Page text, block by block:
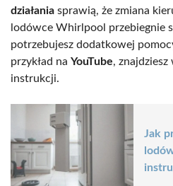
działania sprawią, że zmiana
lodówce Whirlpool przebiegnie
potrzebujesz dodatkowej
przykład na YouTube,
instrukcji.
Jak